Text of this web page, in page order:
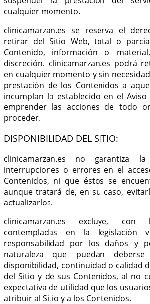
cualquier momento.
clinicamarzan.es se reserva el
retirar del Sitio Web, total o
Contenido, información o
discreción. clinicamarzan.es podrá
en cualquier momento y sin
prestación de los Contenidos a
incumplan lo establecido en el Aviso
emprender las acciones de todo
proceder.
DISPONIBILIDAD DEL SITIO:
clinicamarzan.es no garantiza
interrupciones o errores en el
Contenidos, ni que éstos se
aunque tratará de, en su caso,
actualizarlos.
clinicamarzan.es excluye, con
contempladas en la legislación
responsabilidad por los daños y
naturaleza que puedan
disponibilidad, continuidad o calidad
del Sitio y de sus Contenidos, al no
expectativa de utilidad que los
atribuir al Sitio y a los Contenidos.